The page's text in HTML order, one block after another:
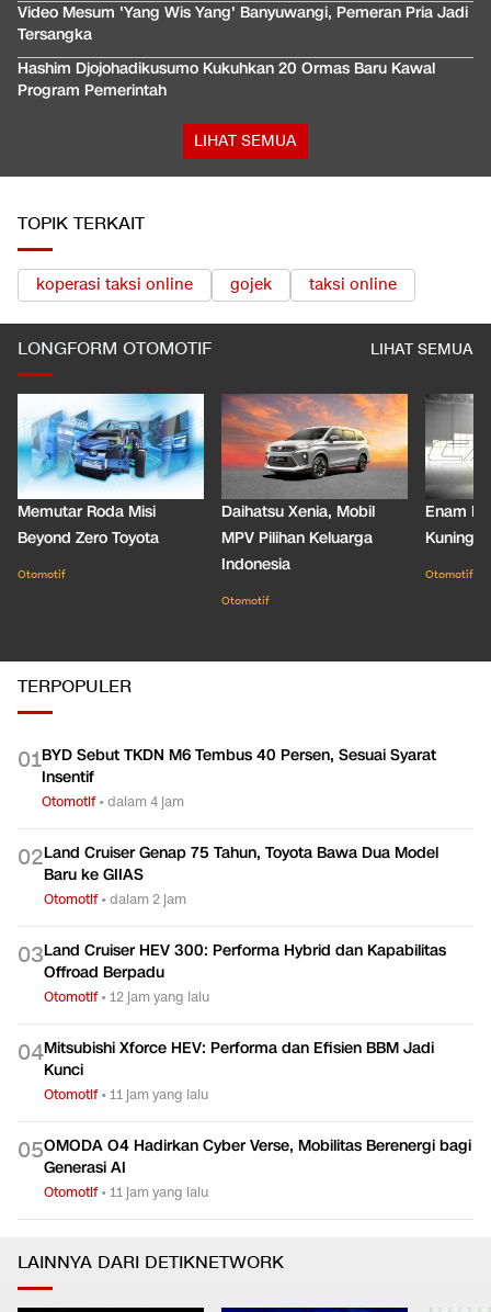
Video Mesum 'Yang Wis Yang' Banyuwangi, Pemeran Pria Jadi
Tersangka
Hashim Djojohadikusumo Kukuhkan 20 Ormas Baru Kawal
Program Pemerintah
LIHAT SEMUA
TOPIK TERKAIT
koperasi taksi online gojek taksi online
LONGFORM OTOMOTIF LIHAT SEMUA
Memutar Roda Misi
Beyond Zero Toyota
Otomotif
Daihatsu Xenia, Mobil
MPV Pilihan Keluarga
Indonesia
Otomotif
Enam
Kuning
Otomotif
TERPOPULER
01BYD Sebut TKDN M6 Tembus 40 Persen, Sesuai Syarat
Insentif
Otomotif•dalam 4 jam
02Land Cruiser Genap 75 Tahun, Toyota Bawa Dua Model
Baru ke GIIAS
Otomotif•dalam 2 jam
03Land Cruiser HEV 300: Performa Hybrid dan Kapabilitas
Offroad Berpadu
Otomotif•12 jam yang lalu
04Mitsubishi Xforce HEV: Performa dan Efisien BBM Jadi
Kunci
Otomotif•11 jam yang lalu
05OMODA O4 Hadirkan Cyber Verse, Mobilitas Berenergi bagi
Generasi AI
Otomotif•11 jam yang lalu
LAINNYA DARI DETIKNETWORK